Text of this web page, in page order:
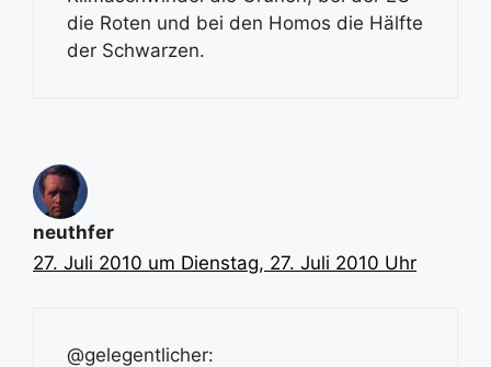
die Roten und bei den Homos die Hälfte
der Schwarzen.
neuthfer
27. Juli 2010 um Dienstag, 27. Juli 2010 Uhr
@gelegentlicher: